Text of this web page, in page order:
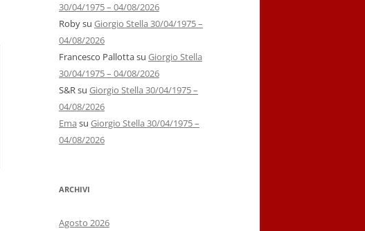
30/04/1975 – 04/08/2026
Robysu Giorgio Stella 30/04/1975 –
04/08/2026
Francesco Pallottasu Giorgio Stella
30/04/1975 – 04/08/2026
S&Rsu Giorgio Stella 30/04/1975 –
04/08/2026
Ema su Giorgio Stella 30/04/1975 –
04/08/2026
ARCHIVI
Agosto 2026